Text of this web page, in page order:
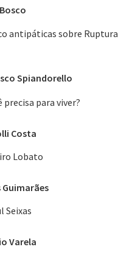
antipáticas sobre Ruptura
Spiandorello
precisa para viver?
Costa
Lobato
Guimarães
Seixas
Varela